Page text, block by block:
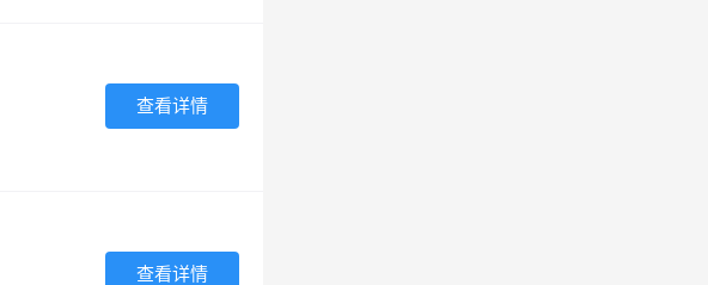
查看详情
查看详情